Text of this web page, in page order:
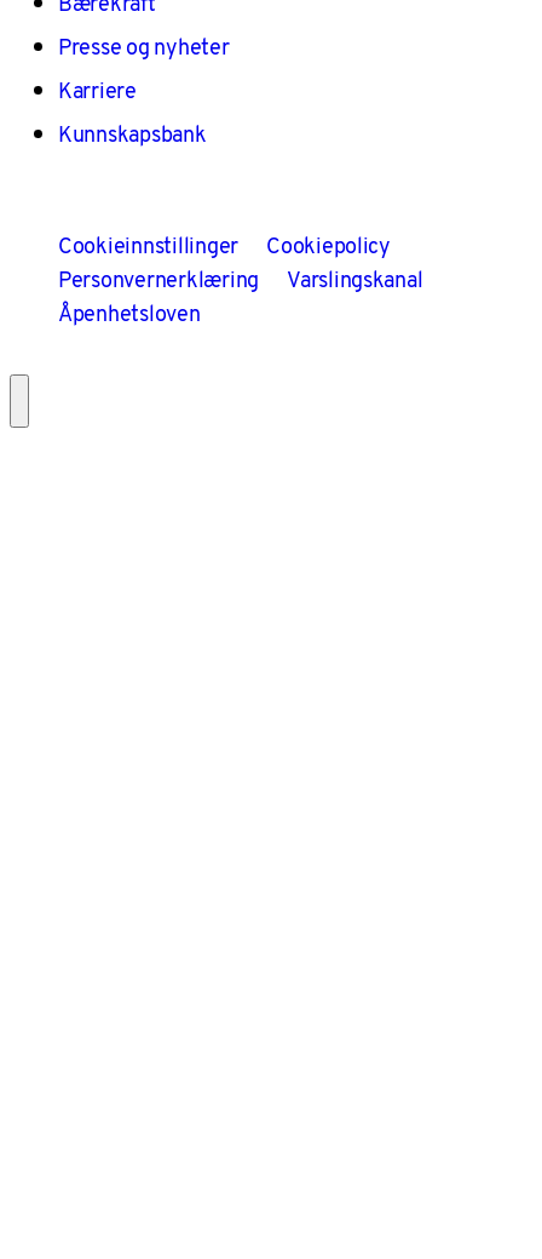
Presse og nyheter
Karriere
Kunnskapsbank
Cookieinnstillinger
Cookiepolicy
Personvernerklæring
Varslingskanal
Åpenhetsloven